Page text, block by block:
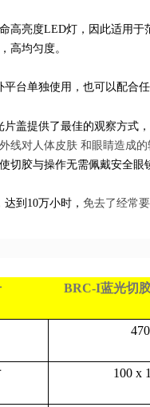
高亮度LED灯，因此适用
高均匀度。
平台单独使用，也可以配合
片盖提供了最佳的观察方式
线对人体皮肤 和眼睛造成
使切胶与操作无需佩戴安全眼
到10万小时， 免去了经常
BRC-I蓝光切
100 x